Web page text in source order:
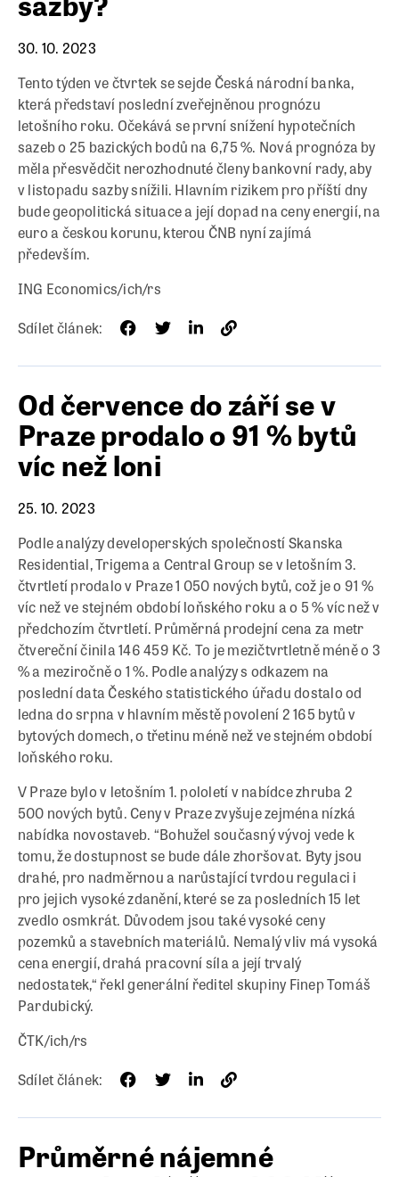
30. 10. 2023
Tento týden ve čtvrtek se sejde Česká národní banka,
která představí poslední zveřejněnou prognózu
letošního roku. Očekává se první snížení hypotečních
sazeb o 25 bazických bodů na 6,75 %. Nová prognóza by
měla přesvědčit nerozhodnuté členy bankovní rady, aby
v listopadu sazby snížili. Hlavním rizikem pro příští dny
bude geopolitická situace a její dopad na ceny energií, na
euro a českou korunu, kterou ČNB nyní zajímá
především.
ING Economics/ich/rs
Sdílet článek:
Od července do září se v
Praze prodalo o 91 % bytů
víc než loni
25. 10. 2023
Podle analýzy developerských společností Skanska
Residential, Trigema a Central Group se v letošním 3.
čtvrtletí prodalo v Praze 1 050 nových bytů, což je o 91 %
víc než ve stejném období loňského roku a o 5 % víc než v
předchozím čtvrtletí. Průměrná prodejní cena za metr
čtvereční činila 146 459 Kč. To je mezičtvrtletně méně o 3
% a meziročně o 1 %. Podle analýzy s odkazem na
poslední data Českého statistického úřadu dostalo od
ledna do srpna v hlavním městě povolení 2 165 bytů v
bytových domech, o třetinu méně než ve stejném období
loňského roku.
V Praze bylo v letošním 1. pololetí v nabídce zhruba 2
500 nových bytů. Ceny v Praze zvyšuje zejména nízká
nabídka novostaveb. “Bohužel současný vývoj vede k
tomu, že dostupnost se bude dále zhoršovat. Byty jsou
drahé, pro nadměrnou a narůstající tvrdou regulaci i
pro jejich vysoké zdanění, které se za posledních 15 let
zvedlo osmkrát. Důvodem jsou také vysoké ceny
pozemků a stavebních materiálů. Nemalý vliv má vysoká
cena energií, drahá pracovní síla a její trvalý
nedostatek,“ řekl generální ředitel skupiny Finep Tomáš
Pardubický.
ČTK/ich/rs
Sdílet článek:
Průměrné nájemné